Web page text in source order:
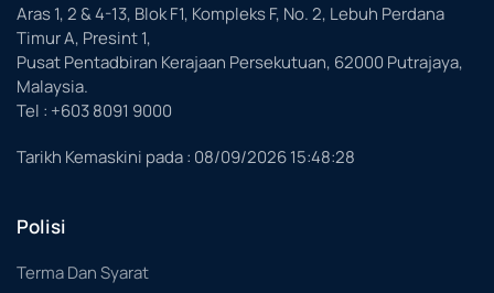
Aras 1, 2 & 4-13, Blok F1, Kompleks F, No. 2, Lebuh Perdana
Timur A, Presint 1,
Pusat Pentadbiran Kerajaan Persekutuan, 62000 Putrajaya,
Malaysia.
Tel : +603 8091 9000
Tarikh Kemaskini pada : 08/09/2026 15:48:28
Polisi
Terma Dan Syarat